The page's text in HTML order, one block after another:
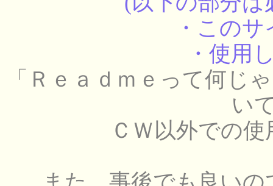
・この
・使用
「Ｒｅａｄｍｅって何
い
ＣＷ以外での